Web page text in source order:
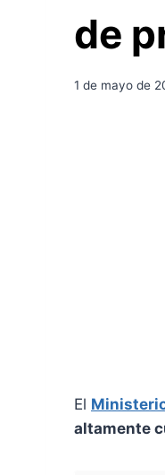
de
1 de mayo de
El
altamente